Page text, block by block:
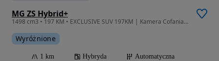
MG ZS Hybrid+
1498 cm3 • 197 KM • EXCLUSIVE SUV 197KM | Kamera Cofania | Ekran 12,3"
Wyróżnione
1 km Hybryda
Automatyczna